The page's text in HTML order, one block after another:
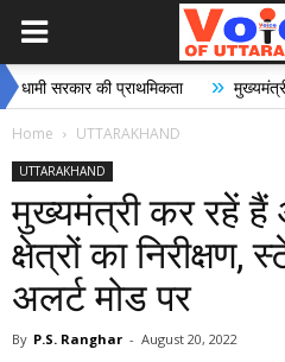
की प्राथमिकता » मुख्यमंत्री से
Home UTTARAKHAND
UTTARAKHAND
मुख्यमंत्री कर रहें हैं
क्षेत्रों का निरीक्षण,
अलर्ट मोड पर
By P.S. Ranghar - August 20, 2022